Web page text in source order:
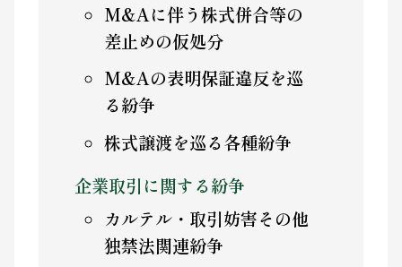
M&Aに伴う株式併合等の
差止めの仮処分
M&Aの表明保証違反を巡
る紛争
株式譲渡を巡る各種紛争
企業取引に関する紛争
カルテル・取引妨害その他
独禁法関連紛争